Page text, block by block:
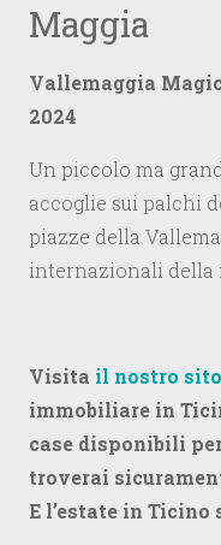
Maggia
Vallemaggia
2024
Un piccolo ma
accoglie sui palchi
piazze della
internazionali della
Visita il nostro sito
immobiliare in
case disponibili
troverai
E l’estate in